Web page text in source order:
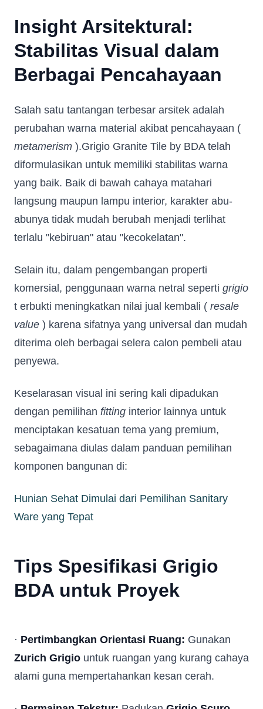
Catalogue from BDA
Full Name
Email Address*
Occupation
Insight Arsitektural:
Stabilitas Visual dalam
Berbagai Pencahayaan
Salah satu tantangan terbesar arsitek adalah
perubahan warna material akibat pencahayaan (
metamerism ).Grigio Granite Tile by BDA telah
diformulasikan untuk memiliki stabilitas warna
yang baik. Baik di bawah cahaya matahari
langsung maupun lampu interior, karakter abu-
abunya tidak mudah berubah menjadi terlihat
terlalu "kebiruan" atau "kecokelatan".
Selain itu, dalam pengembangan properti
komersial, penggunaan warna netral seperti grigio
t erbukti meningkatkan nilai jual kembali ( resale
value ) karena sifatnya yang universal dan mudah
diterima oleh berbagai selera calon pembeli atau
penyewa.
Keselarasan visual ini sering kali dipadukan
dengan pemilihan fitting interior lainnya untuk
menciptakan kesatuan tema yang premium,
sebagaimana diulas dalam panduan pemilihan
komponen bangunan di:
Hunian Sehat Dimulai dari Pemilihan Sanitary
Ware yang Tepat
Tips Spesifikasi Grigio
BDA untuk Proyek
· Pertimbangkan Orientasi Ruang: Gunakan
Zurich Grigio untuk ruangan yang kurang cahaya
alami guna mempertahankan kesan cerah.